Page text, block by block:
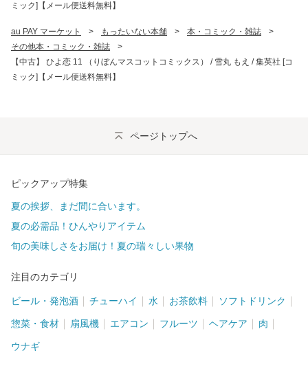
ミック]【メール便送料無料】
au PAY マーケット > もったいない本舗 > 本・コミック・雑誌
>
その他本・コミック・雑誌
>
【中古】 ひよ恋 11 （りぼんマスコットコミックス） / 雪丸 もえ / 集英社 [コ
ミック]【メール便送料無料】
ページトップへ
ピックアップ特集
夏の挨拶、まだ間に合います。
夏の必需品！ひんやりアイテム
旬の美味しさをお届け！夏の瑞々しい果物
注目のカテゴリ
ビール・発泡酒 チューハイ 水 お茶飲料 ソフトドリンク
惣菜・食材 扇風機 エアコン フルーツ ヘアケア 肉
ウナギ